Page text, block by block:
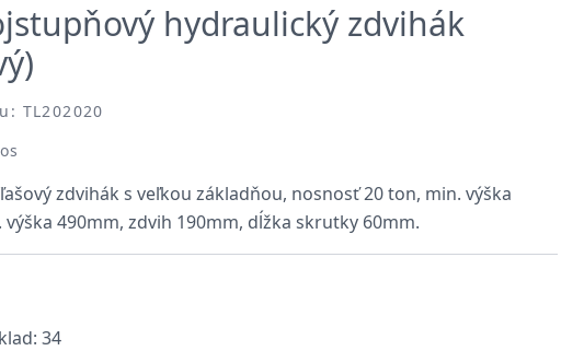
hydraulický zdvihák
TL202020
zdvihák s veľkou základňou, nosnosť 20 ton, min. výška
výška 490mm, zdvih 190mm, dĺžka skrutky 60mm.
34